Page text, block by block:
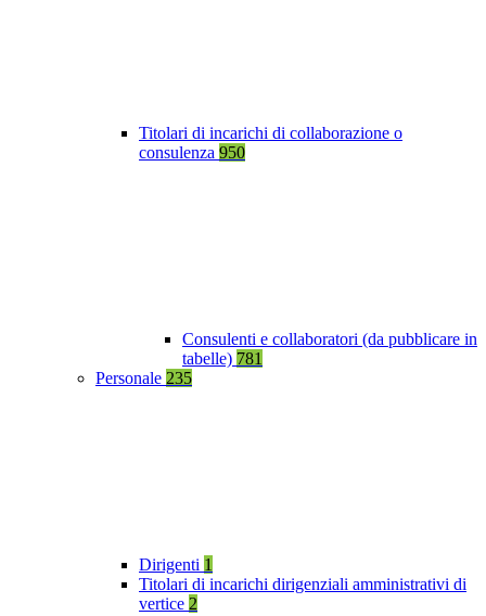
Titolari di incarichi di collaborazione o
consulenza 950
Consulenti e collaboratori (da pubblicare in
tabelle) 781
Personale 235
Dirigenti 1
Titolari di incarichi dirigenziali amministrativi di
vertice 2